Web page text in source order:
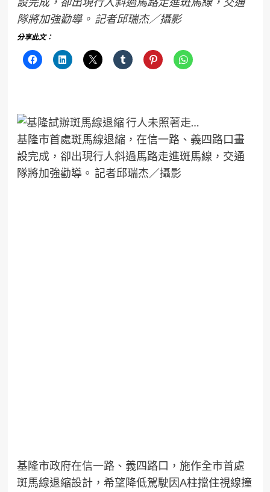
隊將加強勸導。 記者邱瑞杰／攝影
分享此文：
基隆市首處斑馬線退縮，在信一路、義四路口畫
設完成，卻出現行人斜過馬路走進斑馬線，交通
隊將加強勸導。 記者邱瑞杰／攝影
基隆市政府在信一路、義四路口，施作全市首處
斑馬線退縮設計，希望降低駕駛因A柱擋住視線撞